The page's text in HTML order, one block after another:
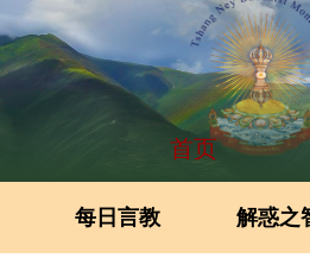
首页
每日言教 解惑之